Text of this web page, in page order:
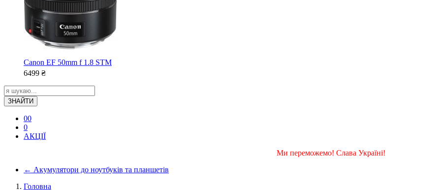
Canon EF 50mm f 1.8 STM
6499 ₴
ЗНАЙТИ
00
0
АКЦІЇ
Ми переможемо! Слава Україні!
← Акумулятори до ноутбуків та планшетів
Головна